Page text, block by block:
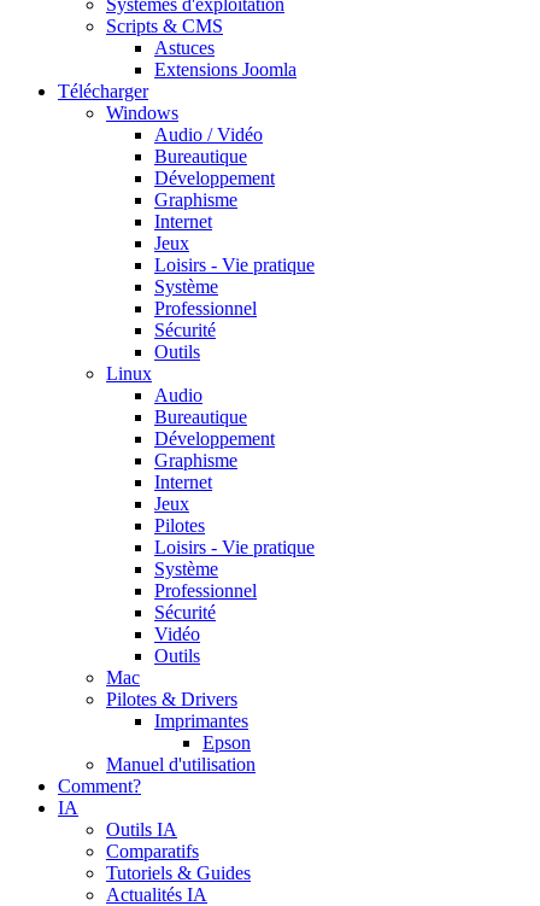
Systèmes d'exploitation
Scripts & CMS
Astuces
Extensions Joomla
Télécharger
Windows
Audio / Vidéo
Bureautique
Développement
Graphisme
Internet
Jeux
Loisirs - Vie pratique
Système
Professionnel
Sécurité
Outils
Linux
Audio
Bureautique
Développement
Graphisme
Internet
Jeux
Pilotes
Loisirs - Vie pratique
Système
Professionnel
Sécurité
Vidéo
Outils
Mac
Pilotes & Drivers
Imprimantes
Epson
Manuel d'utilisation
Comment?
IA
Outils IA
Comparatifs
Tutoriels & Guides
Actualités IA